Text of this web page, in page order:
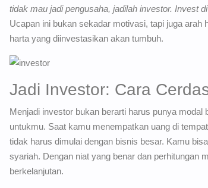
tidak mau jadi pengusaha, jadilah investor. Invest
Ucapan ini bukan sekadar motivasi, tapi juga
harta yang diinvestasikan akan tumbuh.
Jadi Investor: Cara
Menjadi investor bukan berarti harus punya
untukmu. Saat kamu menempatkan uang di
tidak harus dimulai dengan bisnis besar. Kamu
syariah. Dengan niat yang benar dan perhitungan
berkelanjutan.